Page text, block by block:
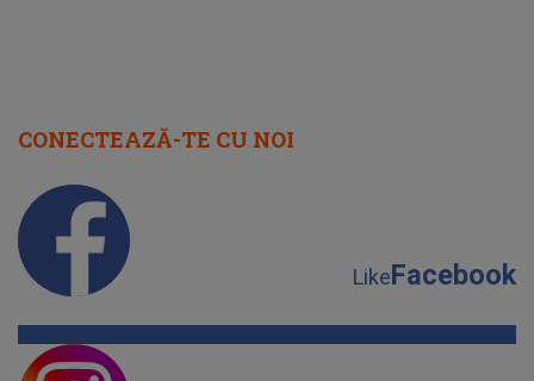
CONECTEAZĂ-TE CU NOI
LikeFacebook